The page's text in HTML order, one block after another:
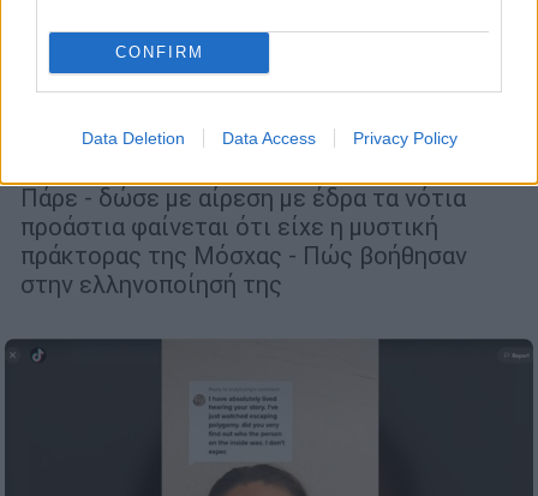
CONFIRM
Data Deletion Data Access Privacy Policy
Ελλάδα|22.03.2023 21:46
Στο μικροσκόπιο των Αρχών
παραθρησκευτική οργάνωση που
φέρεται να βοήθησε τη ρωσίδα
κατάσκοπο «Μαρία Τσάλλα»
Πάρε - δώσε με αίρεση με έδρα τα νότια
προάστια φαίνεται ότι είχε η μυστική
πράκτορας της Μόσχας - Πώς βοήθησαν
στην ελληνοποίησή της